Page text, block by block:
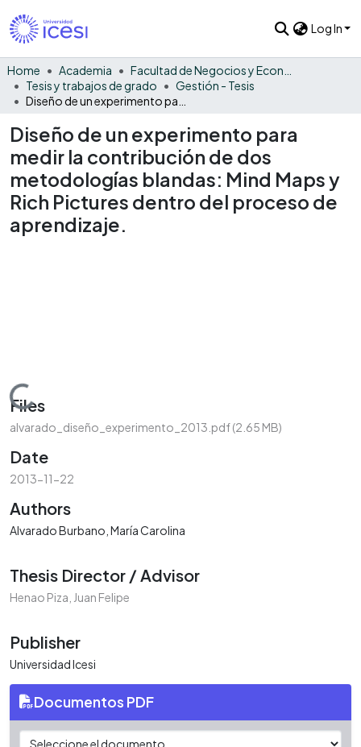
Log In
Home Academia
Tesis y trabajos de grado
Gestión - Tesis
Diseño de un experimento para
medir la contribución de dos
metodologías blandas: Mind Maps y
Rich Pictures dentro del proceso de
aprendizaje.
Loading...
Files
alvarado_diseño_experimento_2013.pdf(2.65 MB)
Date
2013-11-22
Authors
Alvarado Burbano, María Carolina
Thesis Director / Advisor
Henao Piza, Juan Felipe
Publisher
Universidad Icesi
Documentos PDF